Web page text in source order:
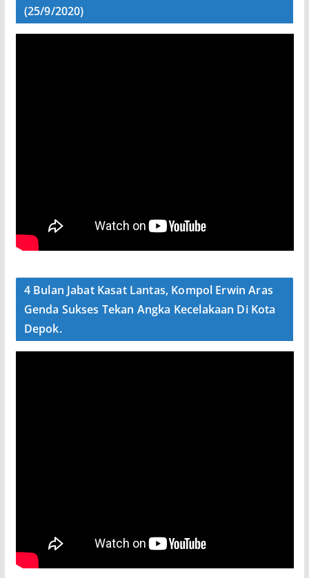
(25/9/2020)
4 Bulan Jabat Kasat Lantas, Kompol Erwin Aras
Genda Sukses Tekan Angka Kecelakaan Di Kota
Depok.